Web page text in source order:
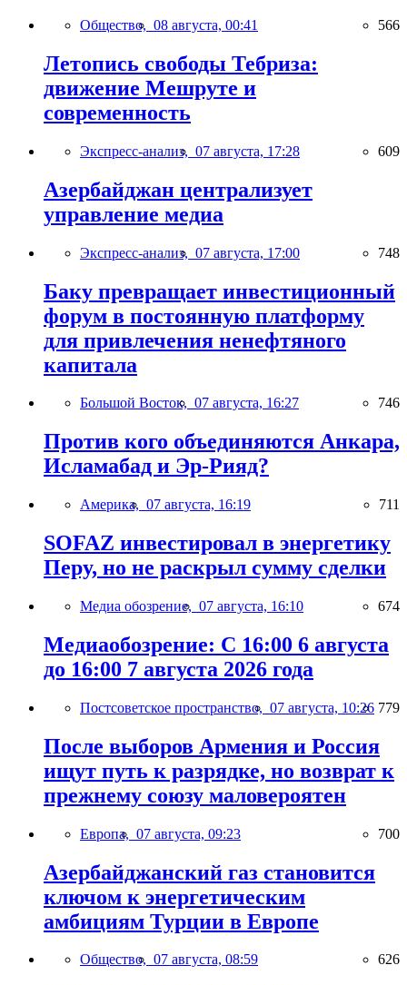
Общество, 08 августа, 00:41 566
Летопись свободы Тебриза:
движение Мешруте и
современность
Экспресс-анализ, 07 августа, 17:28 609
Азербайджан централизует
управление медиа
Экспресс-анализ, 07 августа, 17:00 748
Баку превращает инвестиционный
форум в постоянную платформу
для привлечения ненефтяного
капитала
Большой Восток, 07 августа, 16:27 746
Против кого объединяются Анкара,
Исламабад и Эр-Рияд?
Америка, 07 августа, 16:19 711
SOFAZ инвестировал в энергетику
Перу, но не раскрыл сумму сделки
Медиа обозрение, 07 августа, 16:10 674
Медиаобозрение: С 16:00 6 августа
до 16:00 7 августа 2026 года
Постсоветское пространство, 07 августа, 10:26 779
После выборов Армения и Россия
ищут путь к разрядке, но возврат к
прежнему союзу маловероятен
Европа, 07 августа, 09:23 700
Азербайджанский газ становится
ключом к энергетическим
амбициям Турции в Европе
Общество, 07 августа, 08:59 626